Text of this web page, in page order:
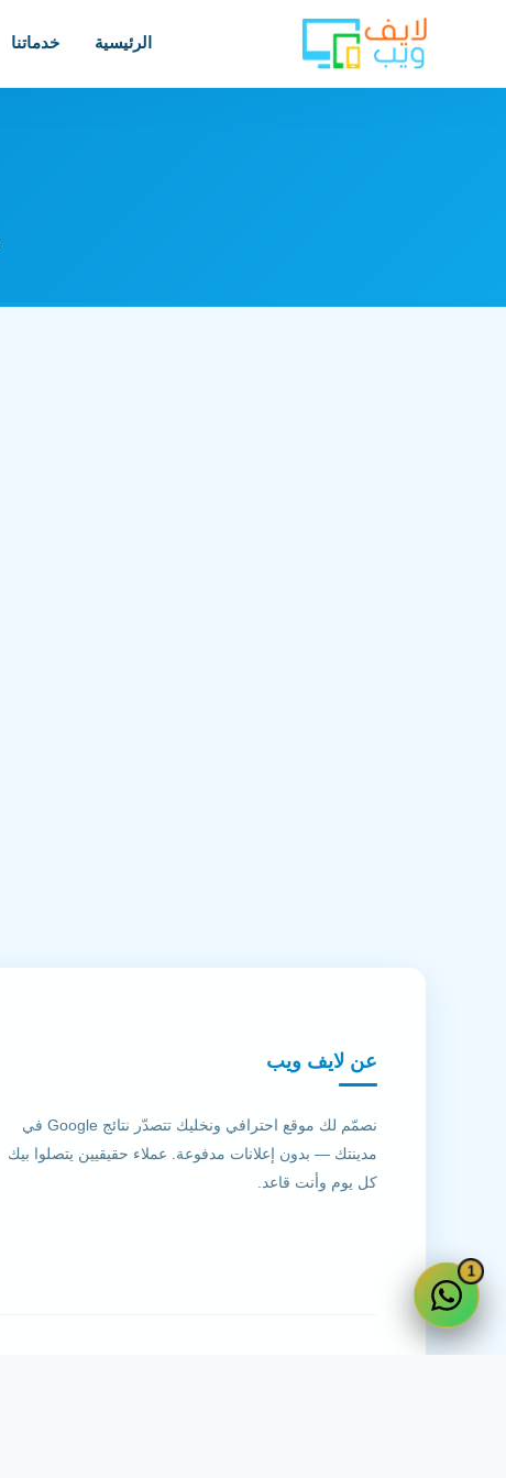
الرئيسية خدماتنا
عن لايف ويب
نصمّم لك موقع احترافي ونخليك تتصدّر نتائج Google في
مدينتك — بدون إعلانات مدفوعة. عملاء حقيقيين يتصلوا بيك
كل يوم وأنت قاعد.
1